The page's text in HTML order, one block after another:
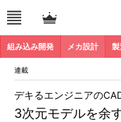
組み込み開発 メカ設計 製
連載
3次元モデルを余
デキるエンジニアの